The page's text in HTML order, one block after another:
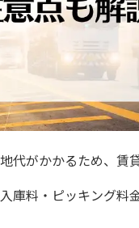
がかかるため、賃
庫料・ピッキング